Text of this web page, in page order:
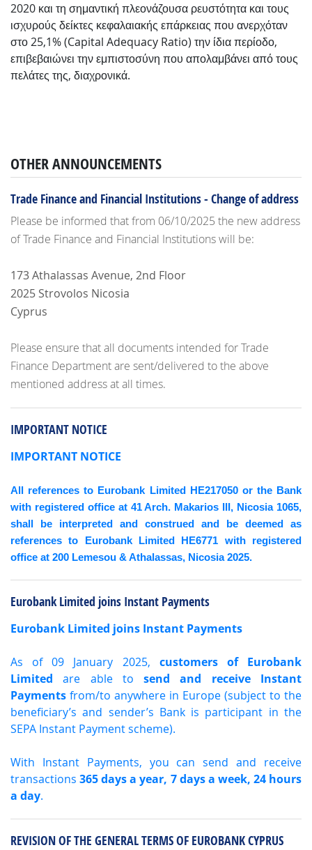
2020 και τη σημαντική πλεονάζουσα ρευστότητα και τους
ισχυρούς δείκτες κεφαλαιακής επάρκειας που ανερχόταν
στο 25,1% (Capital Adequacy Ratio) την ίδια περίοδο,
επιβεβαιώνει την εμπιστοσύνη που απολαμβάνει από τους
πελάτες της, διαχρονικά.
OTHER ANNOUNCEMENTS
Trade Finance and Financial Institutions - Change of address
Please be informed that from 06/10/2025 the new address
of Trade Finance and Financial Institutions will be:
173 Athalassas Avenue, 2nd Floor
2025 Strovolos Nicosia
Cyprus
Please ensure that all documents intended for Trade
Finance Department are sent/delivered to the above
mentioned address at all times.
IMPORTANT NOTICE
IMPORTANT NOTICE
All references to Eurobank Limited HE217050 or the Bank
with registered office at 41 Arch. Makarios III, Nicosia 1065,
shall be interpreted and construed and be deemed as
references to Eurobank Limited HE6771 with registered
office at 200 Lemesou & Athalassas, Nicosia 2025.
Eurobank Limited joins Instant Payments
Eurobank Limited joins Instant Payments
As of 09 January 2025, customers of Eurobank
Limited are able tosend and receive Instant
Payments from/to anywhere in Europe (subject to the
beneficiary’s and sender’s Bank is participant in the
SEPA Instant Payment scheme).
With Instant Payments, you can send and receive
transactions365 days a year, 7 days a week, 24 hours
a day.
REVISION OF THE GENERAL TERMS OF EUROBANK CYPRUS